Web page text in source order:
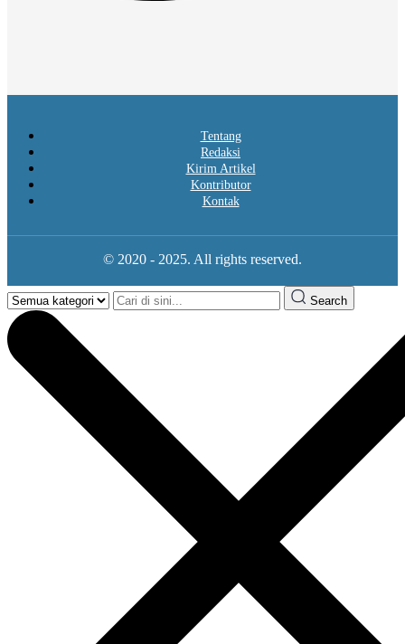
Tentang
Redaksi
Kirim Artikel
Kontributor
Kontak
© 2020 - 2025. All rights reserved.
Search